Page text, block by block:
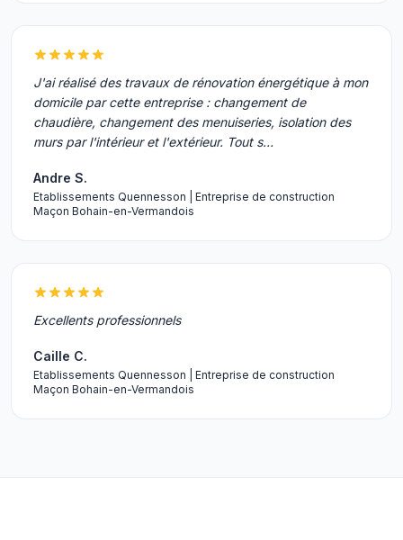
J'ai réalisé des travaux de rénovation énergétique à mon
domicile par cette entreprise : changement de
chaudière, changement des menuiseries, isolation des
murs par l'intérieur et l'extérieur. Tout s…
Andre S.
Etablissements Quennesson | Entreprise de construction
Maçon Bohain-en-Vermandois
Excellents professionnels
Caille C.
Etablissements Quennesson | Entreprise de construction
Maçon Bohain-en-Vermandois